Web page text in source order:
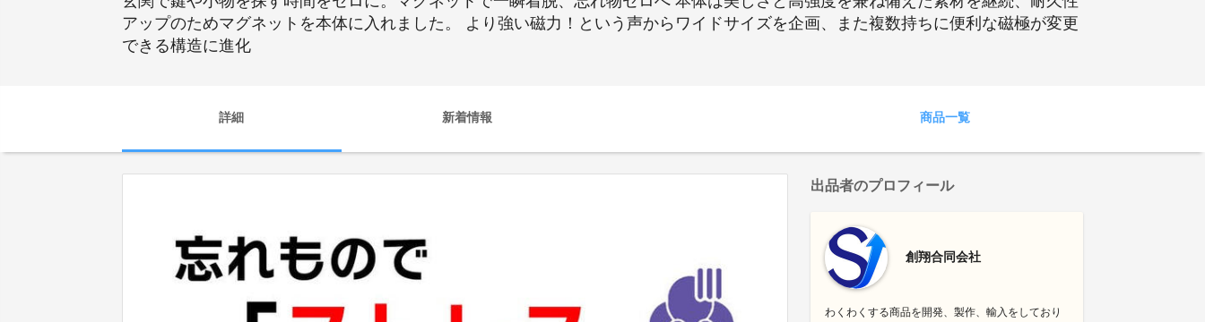
アップのためマグネットを本体に入れました。 より強い磁力！という声からワイドサイズを企画、また複数持ちに便利な磁極が変更
できる構造に進化
詳細 新着情報 商品一覧
出品者のプロフィール
創翔合同会社
わくわくする商品を開発、製作、輸入をしており